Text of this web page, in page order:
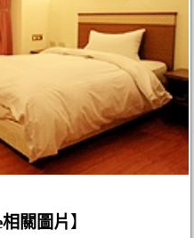
關圖片】